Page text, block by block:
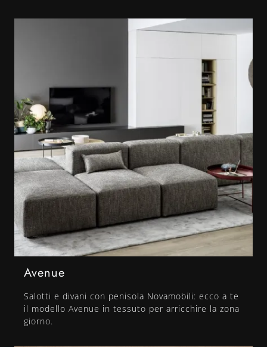
Avenue
Salotti e divani con penisola Novamobili: ecco a te
il modello Avenue in tessuto per arricchire la zona
giorno.